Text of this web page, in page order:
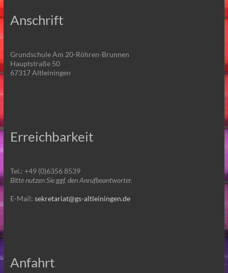
Anschrift
Grundschule Am 20-Röhren-Brunnen
Hauptstraße 50
67317 Altleiningen
Erreichbarkeit
Tel.: +49 (0)6356 8539
Bitte nutzen Sie ggf. den Anrufbeantworter.
E-Mail: sekretariat@gs-altleiningen.de
Anfahrt